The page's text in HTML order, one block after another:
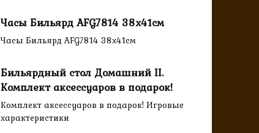
Часы Бильярд AFG7814 38х41см
Часы Бильярд AFG7814 38х41см
Бильярдный стол Домашний II.
Комплект аксессуаров в подарок!
Комплект аксессуаров в подарок! Игровые
характеристики